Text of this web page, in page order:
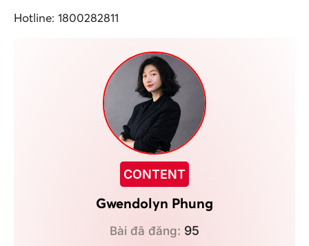
Hotline: 1800282811
CONTENT
Gwendolyn Phung
Bài đã đăng: 95